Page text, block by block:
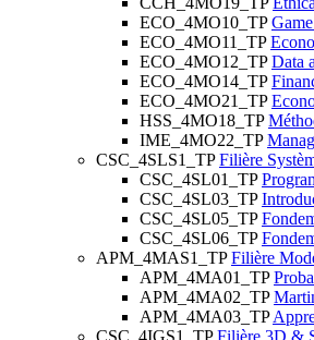
ECO_4MO10_TP
ECO_4MO11_TP
ECO_4MO12_TP Data
ECO_4MO14_TP
ECO_4MO21_TP
HSS_4MO18_TP
IME_4MO22_TP
CSC_4SLS1_TP Filière
CSC_4SL01_TP
CSC_4SL03_TP
CSC_4SL05_TP
CSC_4SL06_TP
APM_4MAS1_TP Filière
APM_4MA01_TP
APM_4MA02_TP
APM_4MA03_TP